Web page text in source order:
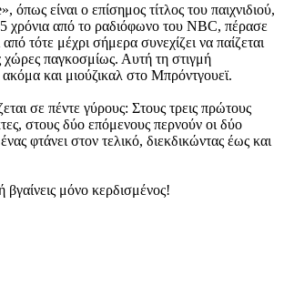
όπως είναι ο επίσημος τίτλος του παιχνιδιού,
χρόνια από το ραδιόφωνο του NBC, πέρασε
τότε μέχρι σήμερα συνεχίζει να παίζεται
χώρες παγκοσμίως. Αυτή τη στιγμή
ακόμα και μιούζικαλ στο Μπρόντγουεϊ.
σε πέντε γύρους: Στους τρεις πρώτους
στους δύο επόμενους περνούν οι δύο
φτάνει στον τελικό, διεκδικώντας έως και
βγαίνεις μόνο κερδισμένος!